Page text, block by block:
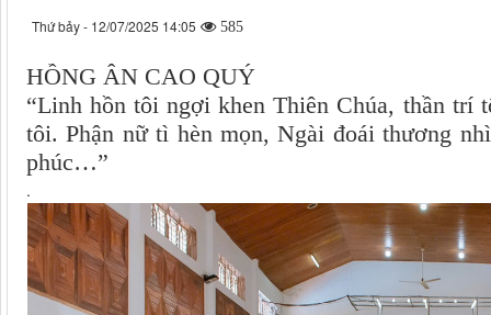
Thứ bảy - 12/07/2025 14:05 585
HỒNG ÂN CAO QUÝ
“Linh hồn tôi ngợi khen Thiên Chúa, thần trí
tôi. Phận nữ tì hèn mọn, Ngài đoái thương
phúc…”
.